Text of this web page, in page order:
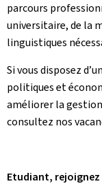
parcours
universitaire, de la
linguistiques
Si vous disposez
politiques et
améliorer la
consultez nos
Etudiant, rejoignez